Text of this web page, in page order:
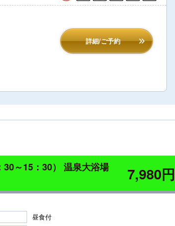
詳細/ご予約
～15：30） 温泉大浴場
7,980円
昼食付